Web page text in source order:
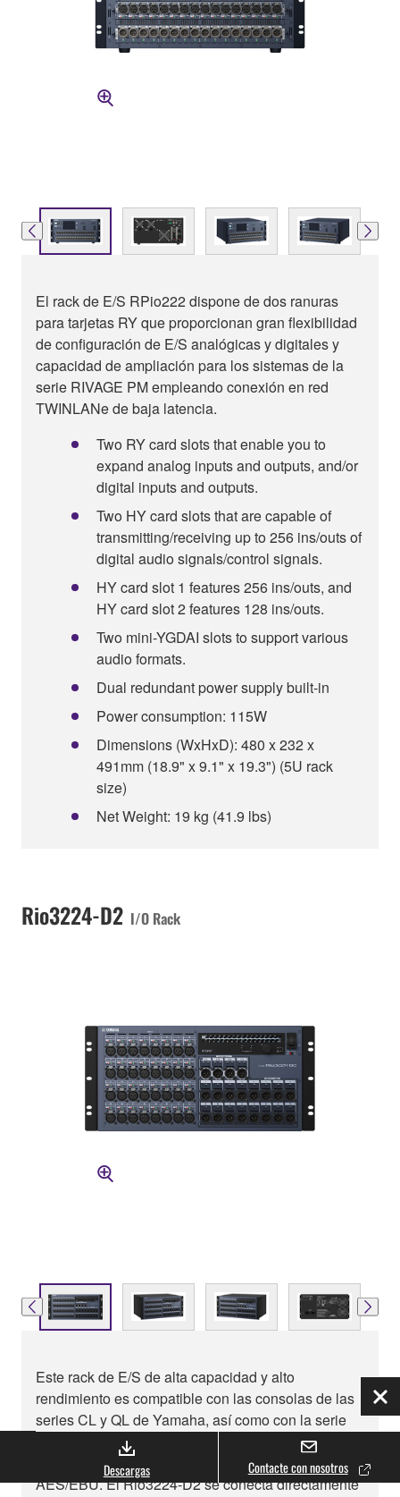
El rack de E/S RPio222 dispone de dos ranuras
para tarjetas RY que proporcionan gran flexibilidad
de configuración de E/S analógicas y digitales y
capacidad de ampliación para los sistemas de la
serie RIVAGE PM empleando conexión en red
TWINLANe de baja latencia.
Two RY card slots that enable you to
expand analog inputs and outputs, and/or
digital inputs and outputs.
Two HY card slots that are capable of
transmitting/receiving up to 256 ins/outs of
digital audio signals/control signals.
HY card slot 1 features 256 ins/outs, and
HY card slot 2 features 128 ins/outs.
Two mini-YGDAI slots to support various
audio formats.
Dual redundant power supply built-in
Power consumption: 115W
Dimensions (WxHxD): 480 x 232 x
491mm (18.9" x 9.1" x 19.3") (5U rack
size)
Net Weight: 19 kg (41.9 lbs)
Rio3224-D2 I/O Rack
Este rack de E/S de alta capacidad y alto
rendimiento es compatible con las consolas de las
series CL y QL de Yamaha, así como con la serie
RIVAGE PM. Cuenta con 32 entradas analógicas,
16 salidas analógicas y ocho salidas digitales
AES/EBU. El Rio3224-D2 se conecta directamente
Descargas Contacte con nosotros